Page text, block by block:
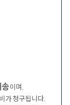
이며,
가 청구됩니다.